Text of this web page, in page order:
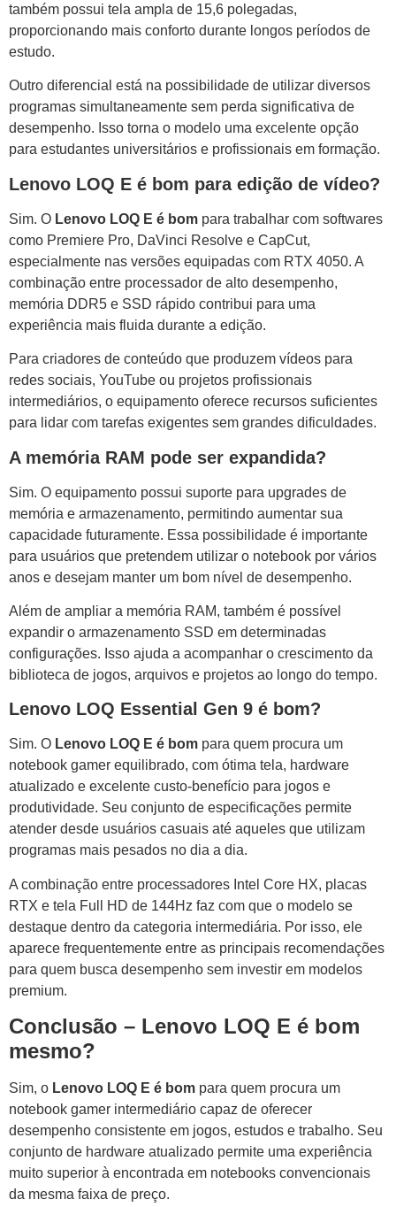
também possui tela ampla de 15,6 polegadas,
proporcionando mais conforto durante longos períodos de
estudo.
Outro diferencial está na possibilidade de utilizar diversos
programas simultaneamente sem perda significativa de
desempenho. Isso torna o modelo uma excelente opção
para estudantes universitários e profissionais em formação.
Lenovo LOQ E é bom para edição de vídeo?
Sim. O Lenovo LOQ E é bom para trabalhar com softwares
como Premiere Pro, DaVinci Resolve e CapCut,
especialmente nas versões equipadas com RTX 4050. A
combinação entre processador de alto desempenho,
memória DDR5 e SSD rápido contribui para uma
experiência mais fluida durante a edição.
Para criadores de conteúdo que produzem vídeos para
redes sociais, YouTube ou projetos profissionais
intermediários, o equipamento oferece recursos suficientes
para lidar com tarefas exigentes sem grandes dificuldades.
A memória RAM pode ser expandida?
Sim. O equipamento possui suporte para upgrades de
memória e armazenamento, permitindo aumentar sua
capacidade futuramente. Essa possibilidade é importante
para usuários que pretendem utilizar o notebook por vários
anos e desejam manter um bom nível de desempenho.
Além de ampliar a memória RAM, também é possível
expandir o armazenamento SSD em determinadas
configurações. Isso ajuda a acompanhar o crescimento da
biblioteca de jogos, arquivos e projetos ao longo do tempo.
Lenovo LOQ Essential Gen 9 é bom?
Sim. O Lenovo LOQ E é bom para quem procura um
notebook gamer equilibrado, com ótima tela, hardware
atualizado e excelente custo-benefício para jogos e
produtividade. Seu conjunto de especificações permite
atender desde usuários casuais até aqueles que utilizam
programas mais pesados no dia a dia.
A combinação entre processadores Intel Core HX, placas
RTX e tela Full HD de 144Hz faz com que o modelo se
destaque dentro da categoria intermediária. Por isso, ele
aparece frequentemente entre as principais recomendações
para quem busca desempenho sem investir em modelos
premium.
Conclusão – Lenovo LOQ E é bom
mesmo?
Sim, o Lenovo LOQ E é bom para quem procura um
notebook gamer intermediário capaz de oferecer
desempenho consistente em jogos, estudos e trabalho. Seu
conjunto de hardware atualizado permite uma experiência
muito superior à encontrada em notebooks convencionais
da mesma faixa de preço.